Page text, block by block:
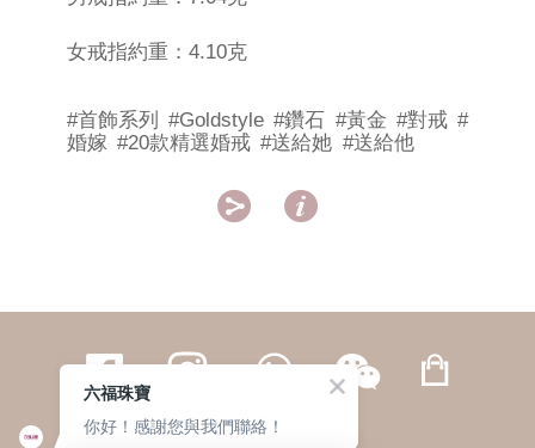
女戒指約重：4.10克
#首飾系列 #Goldstyle #鑽石 #黃金 #對戒 #
婚嫁 #20款精選婚戒 #送給她 #送給他
 
繁體 | 簡体
六福珠寶
你好！感謝您與我們聯絡！